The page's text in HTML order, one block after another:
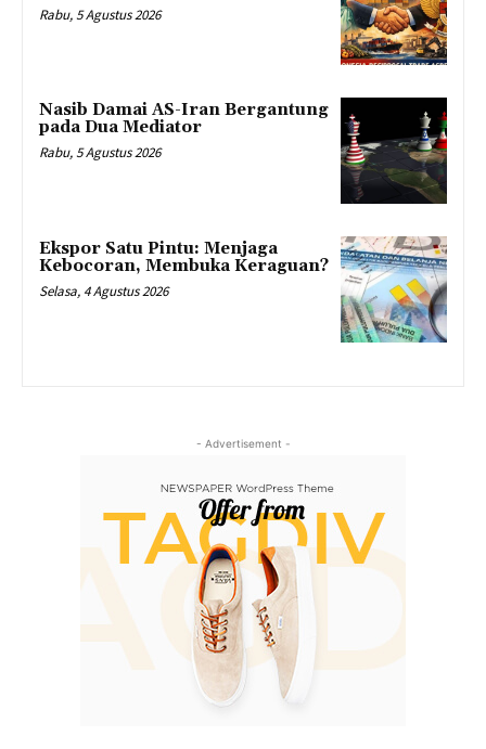
Rabu, 5 Agustus 2026
Nasib Damai AS-Iran Bergantung
pada Dua Mediator
Rabu, 5 Agustus 2026
Ekspor Satu Pintu: Menjaga
Kebocoran, Membuka Keraguan?
Selasa, 4 Agustus 2026
- Advertisement -